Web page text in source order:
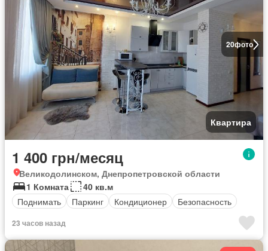
20фото
Квартира
1 400 грн/месяц
Великодолинском, Днепропетровской области
1 Комната
40 кв.м
Поднимать
Паркинг Кондиционер Безопасность
23 часов назад